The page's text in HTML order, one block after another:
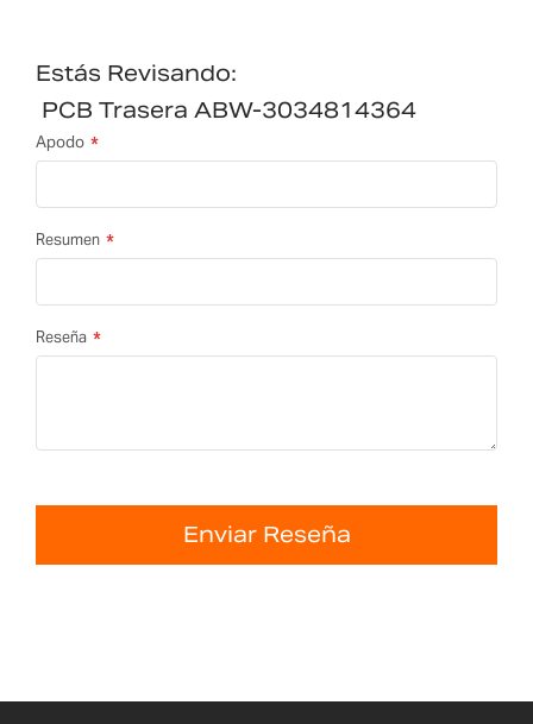
Estás Revisando:
PCB Trasera ABW-3034814364
Apodo
Resumen
Reseña
Enviar Reseña